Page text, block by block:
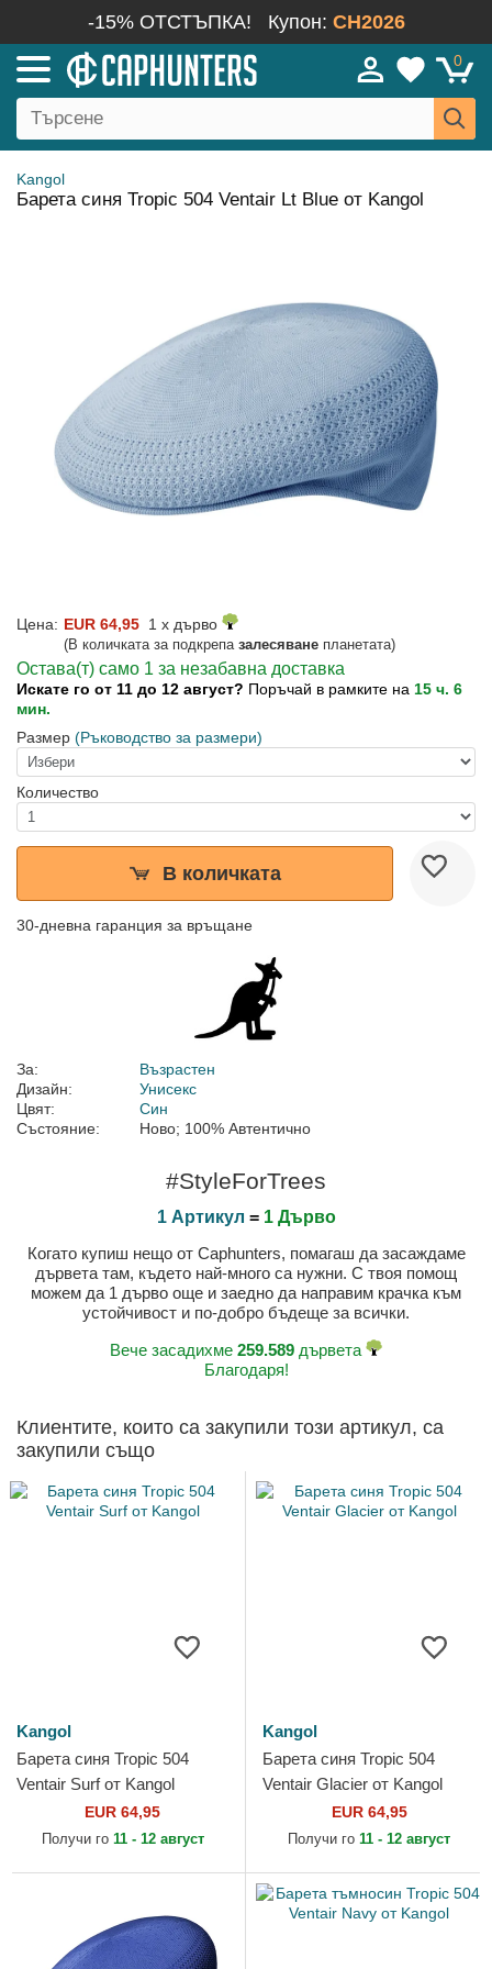
-15% ОТСТЪПКА! Купон: CH2026
0
Kangol
Барета синя Tropic 504 Ventair Lt Blue от Kangol
Цена: EUR 64,95 1 x дърво
(В количката за подкрепа залесяване планетата)
Остава(т) само 1 за незабавна доставка
Искате го от 11 до 12 август? Поръчай в рамките на 15 ч. 6
мин.
Размер (Ръководство за размери)
Количество
В количката
30-дневна гаранция за връщане
За:
Възрастен
Дизайн:
Унисекс
Цвят:
Син
Състояние:
Ново; 100% Автентично
#StyleForTrees
1 Артикул = 1 Дърво
Когато купиш нещо от Caphunters, помагаш да засаждаме
дървета там, където най-много са нужни. С твоя помощ
можем да 1 дърво още и заедно да направим крачка към
устойчивост и по-добро бъдеще за всички.
Вече засадихме 259.589 дървета
Благодаря!
Клиентите, които са закупили този артикул, са
закупили също
Kangol
Барета синя Tropic 504
Ventair Surf от Kangol
EUR 64,95
Получи го 11 - 12 август
Kangol
Барета синя Tropic 504
Ventair Glacier от Kangol
EUR 64,95
Получи го 11 - 12 август